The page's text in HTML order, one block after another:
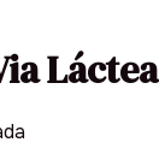
Láctea